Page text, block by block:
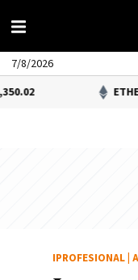
7/8/2026
ETHEREUM0.3%
IPROFESIONAL